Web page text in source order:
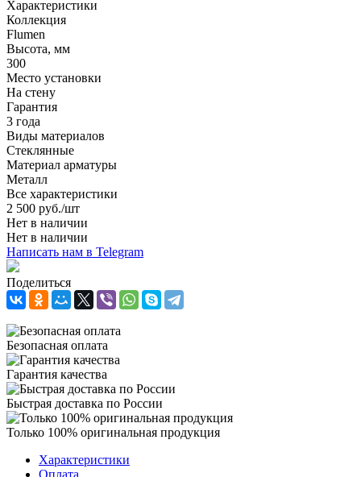
Характеристики
Коллекция
Flumen
Высота, мм
300
Место установки
На стену
Гарантия
3 года
Виды материалов
Стеклянные
Материал арматуры
Металл
Все характеристики
2 500 руб./шт
Нет в наличии
Нет в наличии
Написать нам в Telegram
Поделиться
Безопасная оплата
Гарантия качества
Быстрая доставка по России
Только 100% оригинальная продукция
Характеристики
Оплата